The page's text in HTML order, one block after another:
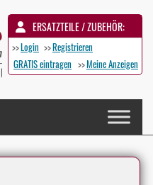
ERSATZTEILE / ZUBEHÖR:
>>Login >>Registrieren
GRATIS eintragen >>Meine Anzeigen